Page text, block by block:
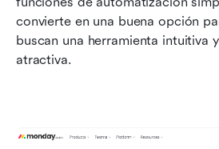
convierte en una buena opción
buscan una herramienta intuitiva
atractiva.